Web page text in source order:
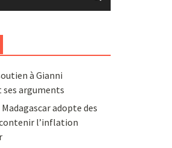
à Gianni
arguments
adopte des
l’inflation